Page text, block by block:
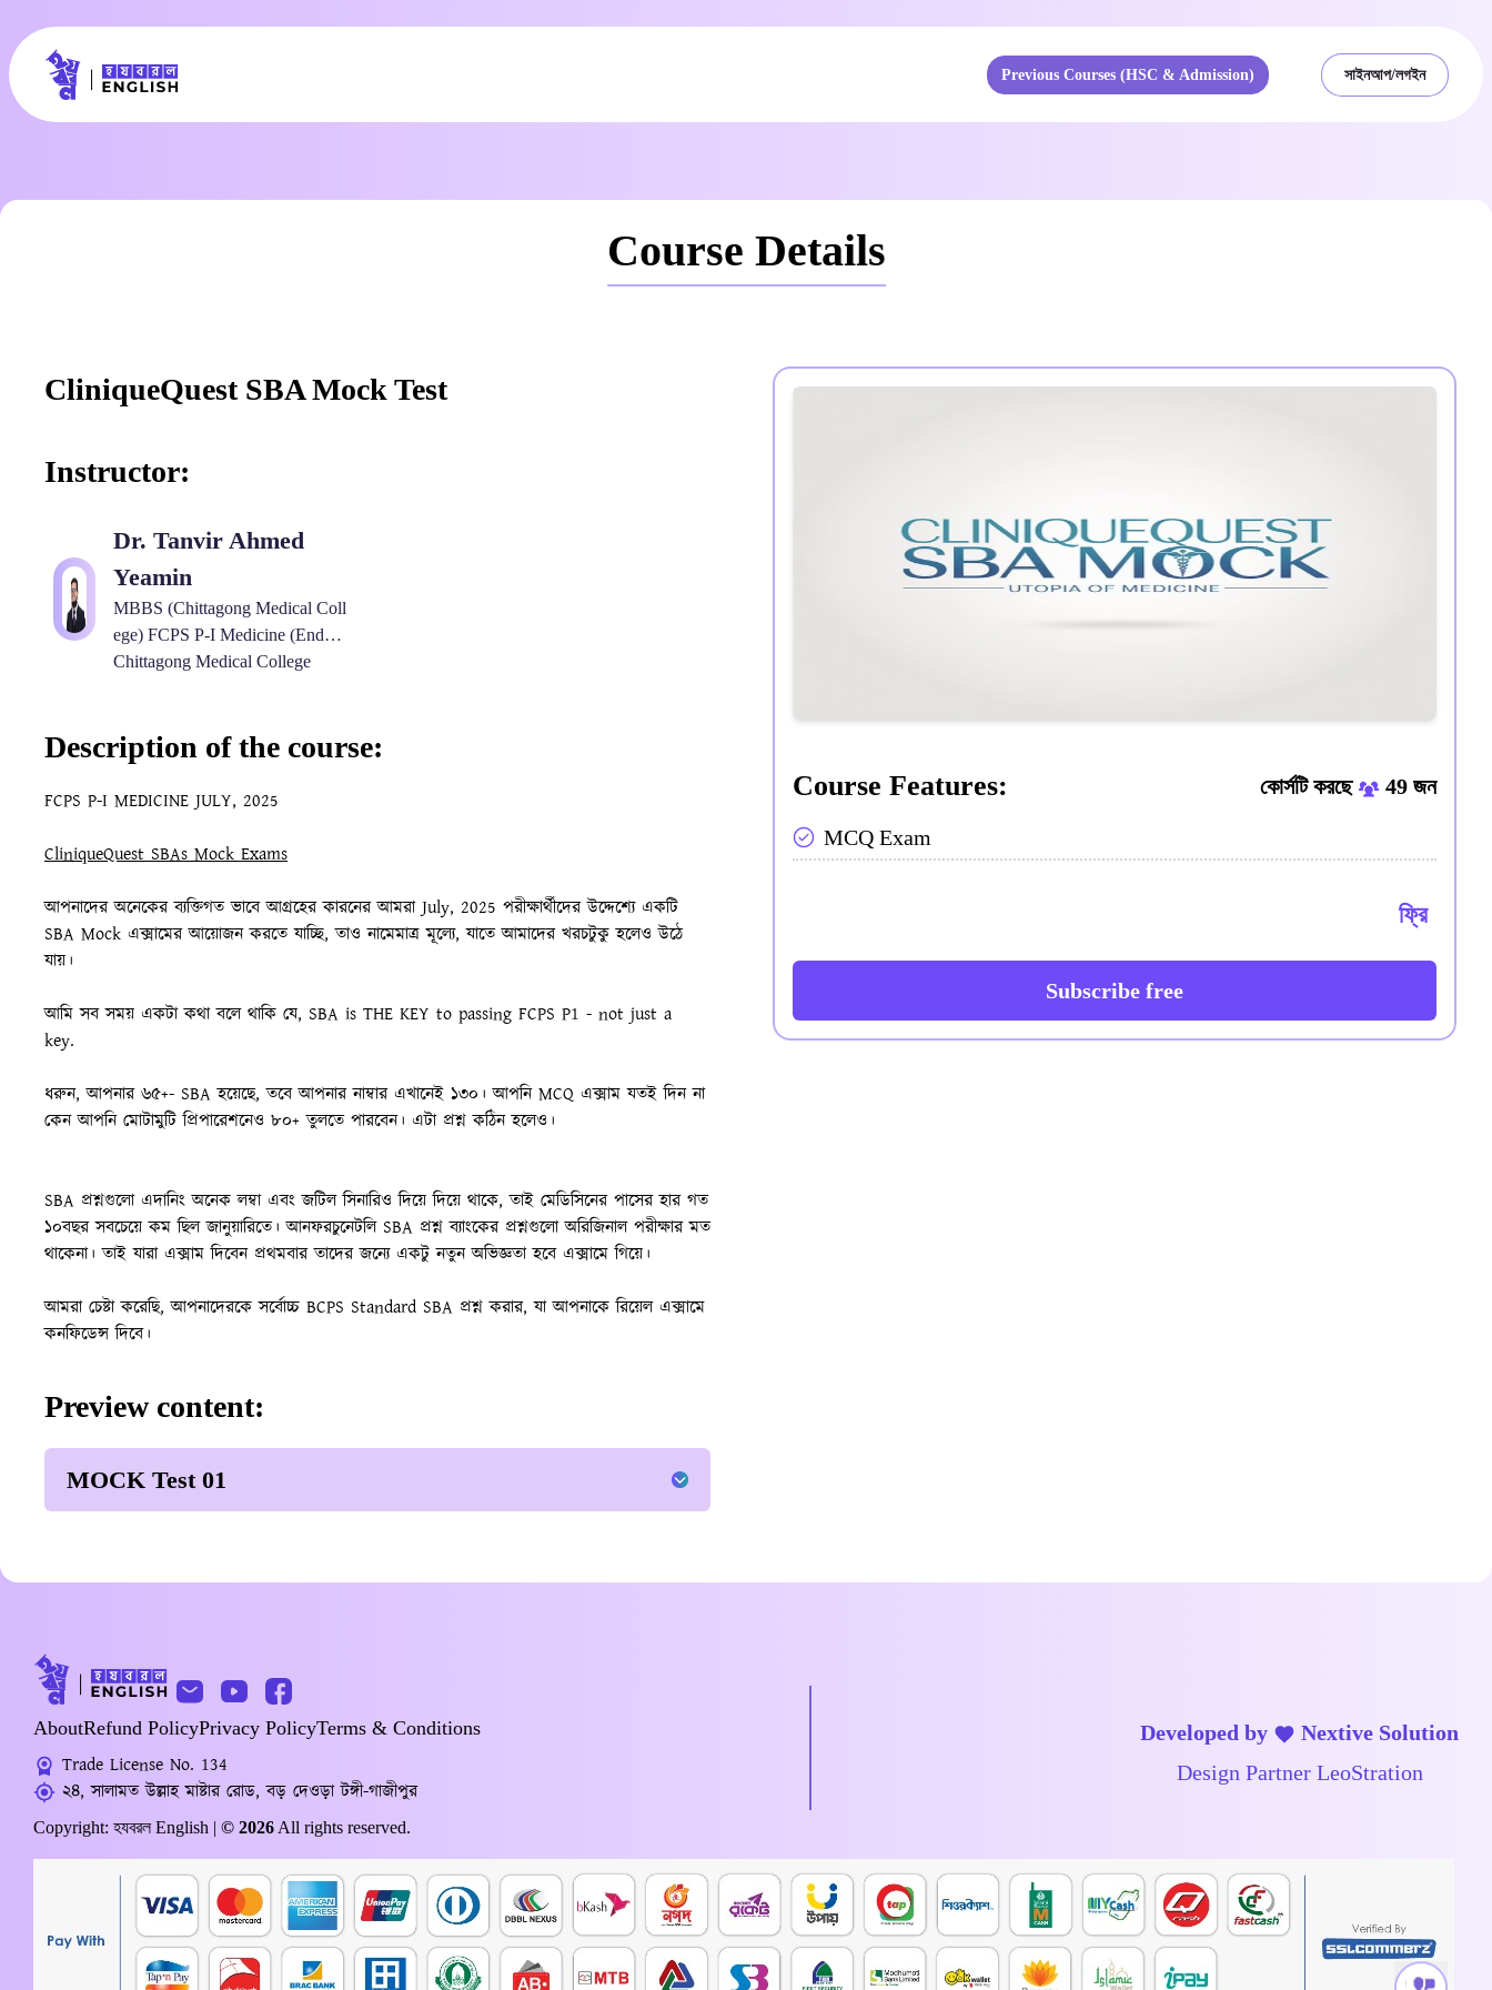
Previous Courses (HSC & Admission) সাইনআপ/লগইন
Course Details
CliniqueQuest SBA Mock Test
Instructor:
Dr. Tanvir Ahmed
Yeamin
MBBS (Chittagong Medical Coll
ege) FCPS P-I Medicine (Endocr
inology & Metabolism)
Chittagong Medical College
Description of the course:
FCPS P-I MEDICINE JULY, 2025
CliniqueQuest SBAs Mock Exams
আপনাদের অনেকের ব্যক্তিগত ভাবে আগ্রহের কারনের আমরা July, 2025 পরীক্ষার্থীদের উদ্দেশ্যে একটি
SBA Mock এক্সামের আয়োজন করতে যাচ্ছি, তাও নামেমাত্র মূল্যে, যাতে আমাদের খরচটুকু হলেও উঠে
যায়।
আমি সব সময় একটা কথা বলে থাকি যে, SBA is THE KEY to passing FCPS P1 - not just a
key.
ধরুন, আপনার ৬৫+- SBA হয়েছে, তবে আপনার নাম্বার এখানেই ১৩০। আপনি MCQ এক্সাম যতই দিন না
কেন আপনি মোটামুটি প্রিপারেশনেও ৮০+ তুলতে পারবেন। এটা প্রশ্ন কঠিন হলেও।
SBA প্রশ্নগুলো এদানিং অনেক লম্বা এবং জটিল সিনারিও দিয়ে দিয়ে থাকে, তাই মেডিসিনের পাসের হার গত
১০বছর সবচেয়ে কম ছিল জানুয়ারিতে। আনফরচুনেটলি SBA প্রশ্ন ব্যাংকের প্রশ্নগুলো অরিজিনাল পরীক্ষার মত
থাকেনা। তাই যারা এক্সাম দিবেন প্রথমবার তাদের জন্যে একটু নতুন অভিজ্ঞতা হবে এক্সামে গিয়ে।
আমরা চেষ্টা করেছি, আপনাদেরকে সর্বোচ্চ BCPS Standard SBA প্রশ্ন করার, যা আপনাকে রিয়েল এক্সামে
কনফিডেন্স দিবে।
Preview content:
MOCK Test 01
Course Features: কোর্সটি করছে 49 জন
MCQ Exam
ফ্রি
Subscribe free
AboutRefund PolicyPrivacy PolicyTerms & Conditions
Trade License No. 134
২৪, সালামত উল্লাহ মাষ্টার রোড, বড় দেওড়া টঙ্গী-গাজীপুর
Copyright: হযবরল English | © 2026 All rights reserved.
Developed by
Nextive Solution
Design Partner LeoStration